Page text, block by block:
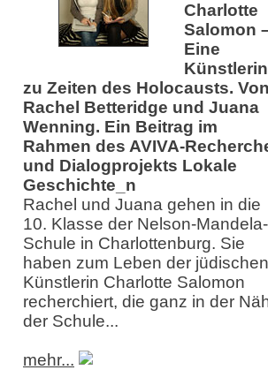
Charlotte
Salomon
Eine
Künstlerin
zu Zeiten des Holocausts.
Rachel Betteridge und Juana
Wenning. Ein Beitrag im
Rahmen des AVIVA-
und Dialogprojekts Lokale
Geschichte_n
Rachel und Juana gehen in die
10. Klasse der Nelson-Mandela-
Schule in Charlottenburg. Sie
haben zum Leben der jüdischen
Künstlerin Charlotte Salomon
recherchiert, die ganz in der
der Schule...
mehr...